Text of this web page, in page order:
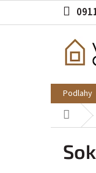
obsah
Podlahy